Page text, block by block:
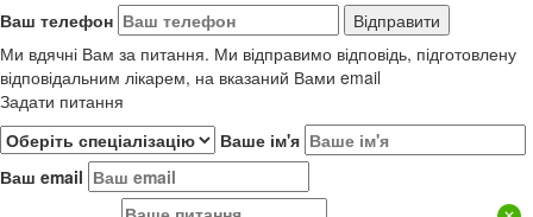
Ваш телефон
Ми вдячні Вам за питання. Ми відправимо відповідь, підготовлену
відповідальним лікарем, на вказаний Вами email
Задати питання
Ваше ім'я
Ваш email